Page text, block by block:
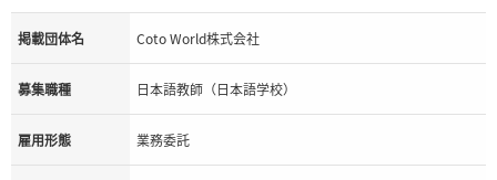
掲載団体名 Coto World株式会社
募集職種 日本語教師（日本語学校）
雇用形態 業務委託